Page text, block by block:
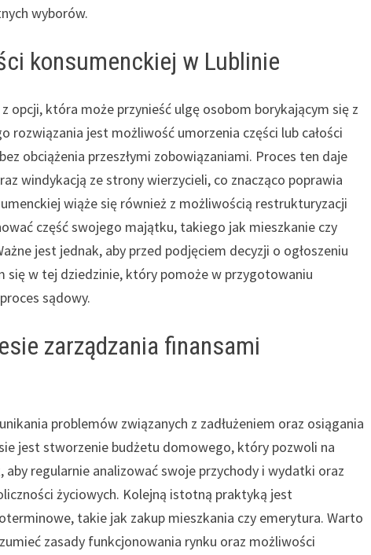
wyborów.
konsumenckiej w Lublinie
opcji, która może przynieść ulgę osobom borykającym się z
jest możliwość umorzenia części lub całości
obciążenia przeszłymi zobowiązaniami. Proces ten daje
windykacją ze strony wierzycieli, co znacząco poprawia
wiąże się również z możliwością restrukturyzacji
część swojego majątku, takiego jak mieszkanie czy
jest jednak, aby przed podjęciem decyzji o ogłoszeniu
się w tej dziedzinie, który pomoże w przygotowaniu
sądowy.
zarządzania finansami
problemów związanych z zadłużeniem oraz osiągania
jest stworzenie budżetu domowego, który pozwoli na
regularnie analizować swoje przychody i wydatki oraz
życiowych. Kolejną istotną praktyką jest
takie jak zakup mieszkania czy emerytura. Warto
zasady funkcjonowania rynku oraz możliwości